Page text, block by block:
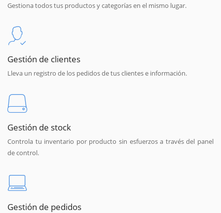
Gestiona todos tus productos y categorías en el mismo lugar.
Gestión de clientes
Lleva un registro de los pedidos de tus clientes e información.
Gestión de stock
Controla tu inventario por producto sin esfuerzos a través del panel
de control.
Gestión de pedidos